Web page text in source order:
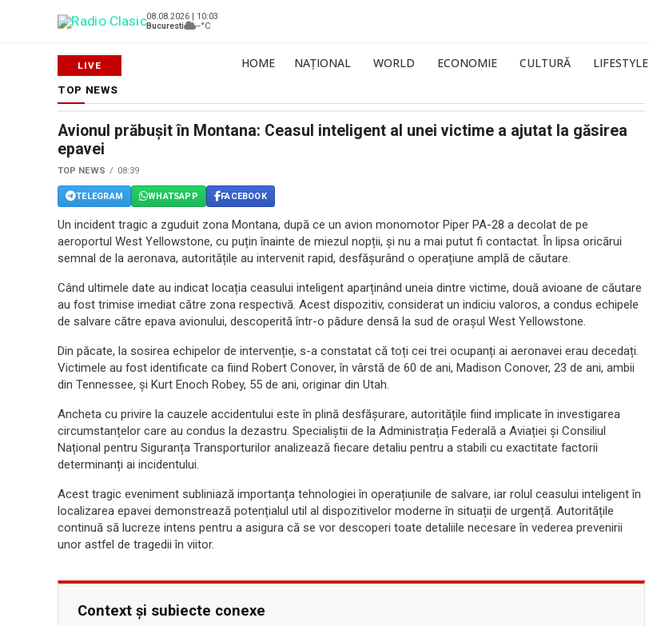
08.08.2026 | 10:03
Bucuresti
--°C
HOME NAȚIONAL WORLD ECONOMIE CULTURĂ LIFESTYLE
TOP NEWS
Avionul prăbușit în Montana: Ceasul inteligent al unei victime a ajutat la găsirea
epavei
TOP NEWS 08:39
TELEGRAM WHATSAPP FACEBOOK
Un incident tragic a zguduit zona Montana, după ce un avion monomotor Piper PA-28 a decolat de pe
aeroportul West Yellowstone, cu puțin înainte de miezul nopții, și nu a mai putut fi contactat. În lipsa oricărui
semnal de la aeronava, autoritățile au intervenit rapid, desfășurând o operațiune amplă de căutare.
Când ultimele date au indicat locația ceasului inteligent aparținând uneia dintre victime, două avioane de căutare
au fost trimise imediat către zona respectivă. Acest dispozitiv, considerat un indiciu valoros, a condus echipele
de salvare către epava avionului, descoperită într-o pădure densă la sud de orașul West Yellowstone.
Din păcate, la sosirea echipelor de intervenție, s-a constatat că toți cei trei ocupanți ai aeronavei erau decedați.
Victimele au fost identificate ca fiind Robert Conover, în vârstă de 60 de ani, Madison Conover, 23 de ani, ambii
din Tennessee, și Kurt Enoch Robey, 55 de ani, originar din Utah.
Ancheta cu privire la cauzele accidentului este în plină desfășurare, autoritățile fiind implicate în investigarea
circumstanțelor care au condus la dezastru. Specialiștii de la Administrația Federală a Aviației și Consiliul
Național pentru Siguranța Transporturilor analizează fiecare detaliu pentru a stabili cu exactitate factorii
determinanți ai incidentului.
Acest tragic eveniment subliniază importanța tehnologiei în operațiunile de salvare, iar rolul ceasului inteligent în
localizarea epavei demonstrează potențialul util al dispozitivelor moderne în situații de urgență. Autoritățile
continuă să lucreze intens pentru a asigura că se vor descoperi toate detaliile necesare în vederea prevenirii
unor astfel de tragedii în viitor.
Context și subiecte conexe